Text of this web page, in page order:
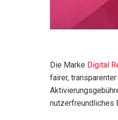
Die Marke Digital
fairer,
nutzerfreundliches